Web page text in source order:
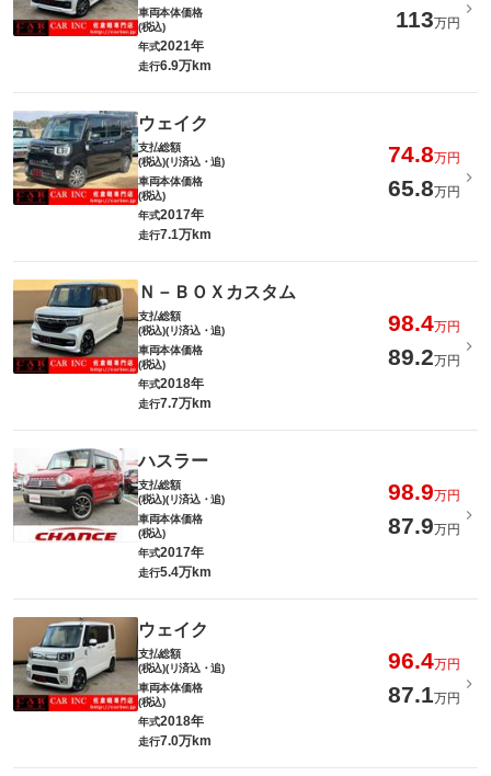
車両本体価格
(税込)
113万円
年式2021年
走行6.9万km
ウェイク
支払総額
(税込)(リ済込・追)
74.8万円
車両本体価格
(税込)
65.8万円
年式2017年
走行7.1万km
Ｎ－ＢＯＸカスタム
支払総額
(税込)(リ済込・追)
98.4万円
車両本体価格
(税込)
89.2万円
年式2018年
走行7.7万km
ハスラー
支払総額
(税込)(リ済込・追)
98.9万円
車両本体価格
(税込)
87.9万円
年式2017年
走行5.4万km
ウェイク
支払総額
(税込)(リ済込・追)
96.4万円
車両本体価格
(税込)
87.1万円
年式2018年
走行7.0万km